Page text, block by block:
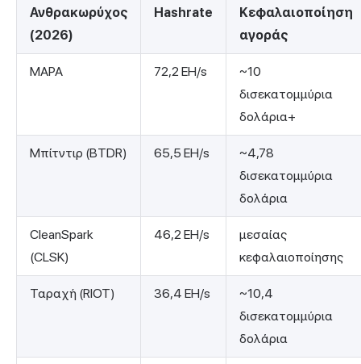
Ανθρακωρύχος
(2026)
Hashrate
Κεφαλαιοποίηση
αγοράς
ΜΑΡΑ 72,2 EH/s
~10
δισεκατομμύρια
δολάρια+
Μπίτντιρ (BTDR) 65,5 EH/s
~4,78
δισεκατομμύρια
δολάρια
CleanSpark
(CLSK)
46,2 EH/s
μεσαίας
κεφαλαιοποίησης
Ταραχή (RIOT) 36,4 EH/s
~10,4
δισεκατομμύρια
δολάρια